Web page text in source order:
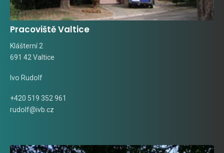
Pracoviště Valtice
Klášterní 2
691 42 Valtice
Ivo Rudolf
+420 519 352 961
rudolf@ivb.cz